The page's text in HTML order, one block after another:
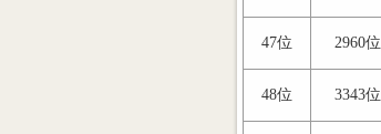
47位 2960位
48位 3343位